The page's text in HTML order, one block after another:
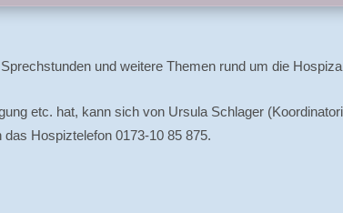
und weitere Themen rund um die
etc. hat, kann sich von Ursula Schlager
Hospiztelefon 0173-10 85 875.